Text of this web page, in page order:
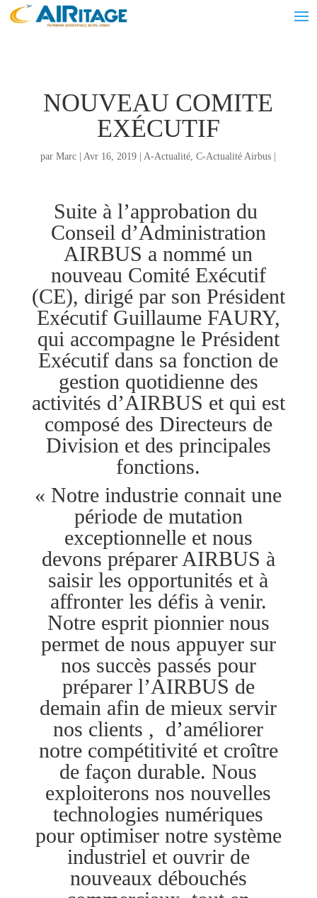
NOUVEAU COMITE
EXÉCUTIF
parMarc |Avr 16, 2019 |A-Actualité,C-Actualité Airbus
Suite à l’approbation du
Conseil d’Administration
AIRBUS a nommé un
nouveau Comité Exécutif
(CE), dirigé par son Président
Exécutif Guillaume FAURY,
qui accompagne le Président
Exécutif dans sa fonction de
gestion quotidienne des
activités d’AIRBUS et qui est
composé des Directeurs de
Division et des principales
fonctions.
« Notre industrie connait une
période de mutation
exceptionnelle et nous
devons préparer AIRBUS à
saisir les opportunités et à
affronter les défis à venir.
Notre esprit pionnier nous
permet de nous appuyer sur
nos succès passés pour
préparer l’AIRBUS de
demain afin de mieux servir
nos clients , d’améliorer
notre compétitivité et croître
de façon durable. Nous
exploiterons nos nouvelles
technologies numériques
pour optimiser notre système
industriel et ouvrir de
nouveaux débouchés